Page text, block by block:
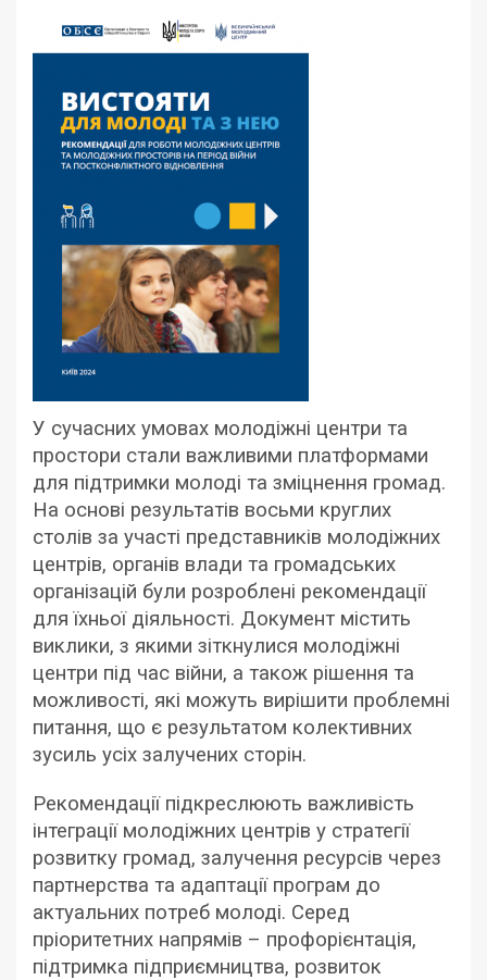
У сучасних умовах молодіжні центри та
простори стали важливими платформами
для підтримки молоді та зміцнення громад.
На основі результатів восьми круглих
столів за участі представників молодіжних
центрів, органів влади та громадських
організацій були розроблені рекомендації
для їхньої діяльності. Документ містить
виклики, з якими зіткнулися молодіжні
центри під час війни, а також рішення та
можливості, які можуть вирішити проблемні
питання, що є результатом колективних
зусиль усіх залучених сторін.
Рекомендації підкреслюють важливість
інтеграції молодіжних центрів у стратегії
розвитку громад, залучення ресурсів через
партнерства та адаптації програм до
актуальних потреб молоді. Серед
пріоритетних напрямів – профорієнтація,
підтримка підприємництва, розвиток